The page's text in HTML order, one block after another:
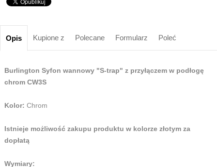
Opis Kupione z Polecane Formularz Poleć
Burlington Syfon wannowy "S-trap" z przyłączem w podłogę
chrom CW3S
Kolor: Chrom
Istnieje możliwość zakupu produktu w kolorze złotym za
dopłatą
Wymiary: